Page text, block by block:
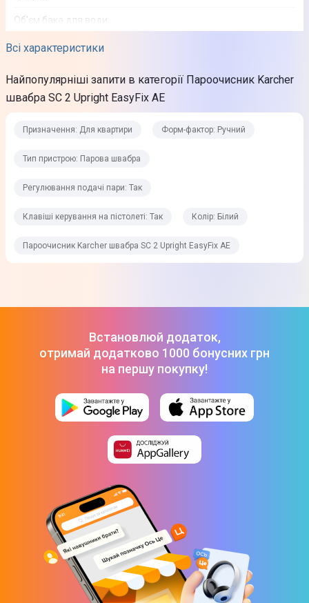
Всі характеристики
Об'єм бака для води
0,4 л
Продуктивність за площею: 50 кв.м.
Час нагріву води
30 сек
Клавіші керування на пістолеті
Додаткові функції
Конструкція і комплектація
Довжина мережевого кабелю
Габарити (ВхШхГ)
Найпопулярніші запити в категорії Пароочисник Karcher
швабра SC 2 Upright EasyFix AE
Призначення: Для квартири Форм-фактор: Ручний
Тип пристрою: Парова швабра
Регулювання подачі пари: Так
Клавіші керування на пістолеті: Так Колір: Білий
Пароочисник Karcher швабра SC 2 Upright EasyFix AE
Встановлюй додаток,
отримай додатково 1000 бонусних грн
на першу покупку!